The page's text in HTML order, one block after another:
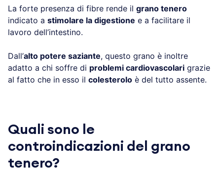
La forte presenza di fibre rende il grano tenero
indicato a stimolare la digestione e a facilitare il
lavoro dell’intestino.
Dall’alto potere saziante, questo grano è inoltre
adatto a chi soffre di problemi cardiovascolari grazie
al fatto che in esso il colesterolo è del tutto assente.
Quali sono le
controindicazioni del grano
tenero?